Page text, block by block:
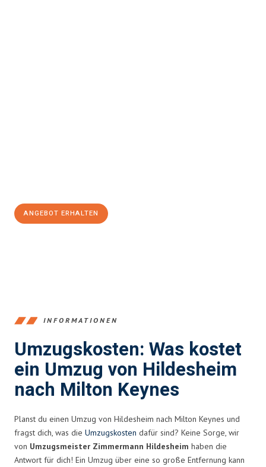
ANGEBOT ERHALTEN
INFORMATIONEN
Umzugskosten: Was kostet
ein Umzug von Hildesheim
nach Milton Keynes
Planst du einen Umzug von Hildesheim nach Milton Keynes und
fragst dich, was die Umzugskosten dafür sind? Keine Sorge, wir
von Umzugsmeister Zimmermann Hildesheim haben die
Antwort für dich! Ein Umzug über eine so große Entfernung kann